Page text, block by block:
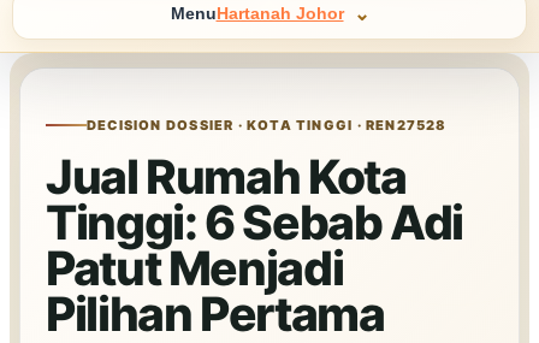
Menu Hartanah Johor
DECISION DOSSIER · KOTA TINGGI · REN27528
Jual Rumah Kota
Tinggi: 6 Sebab Adi
Patut Menjadi
Pilihan Pertama